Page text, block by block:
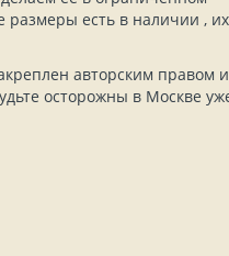
размеры есть в наличии ,
авторским правом и
осторожны в Москве